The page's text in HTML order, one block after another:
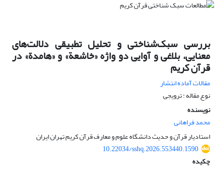
بررسی سبک‌شناختی و تحلیل تطبیقی دلالت‌های
معنایی، بلاغی و آوایی دو واژه «خاشعة» و «هامدة» در
قرآن کریم
مقالات آماده انتشار
نوع مقاله : ترویجی
نویسنده
محمد فراهانی
استادیار قرآن و حدیث دانشگاه علوم و معارف قرآن کریم تهران ایران
10.22034/sshq.2026.553440.1590
چکیده